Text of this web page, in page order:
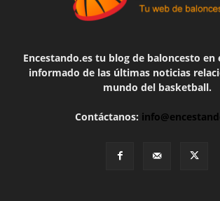
Encestando.es tu blog de baloncesto en
informado de las últimas noticias
mundo del basketball.
Contáctanos: